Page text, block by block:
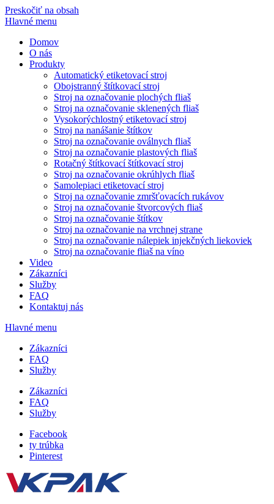
Preskočiť na obsah
Hlavné menu
Domov
O nás
Produkty
Automatický etiketovací stroj
Obojstranný štítkovací stroj
Stroj na označovanie plochých fliaš
Stroj na označovanie sklenených fliaš
Vysokorýchlostný etiketovací stroj
Stroj na nanášanie štítkov
Stroj na označovanie oválnych fliaš
Stroj na označovanie plastových fliaš
Rotačný štítkovací štítkovací stroj
Stroj na označovanie okrúhlych fliaš
Samolepiaci etiketovací stroj
Stroj na označovanie zmršťovacích rukávov
Stroj na označovanie štvorcových fliaš
Stroj na označovanie štítkov
Stroj na označovanie na vrchnej strane
Stroj na označovanie nálepiek injekčných liekoviek
Stroj na označovanie fliaš na víno
Video
Zákazníci
Služby
FAQ
Kontaktuj nás
Hlavné menu
Zákazníci
FAQ
Služby
Zákazníci
FAQ
Služby
Facebook
ty trúbka
Pinterest